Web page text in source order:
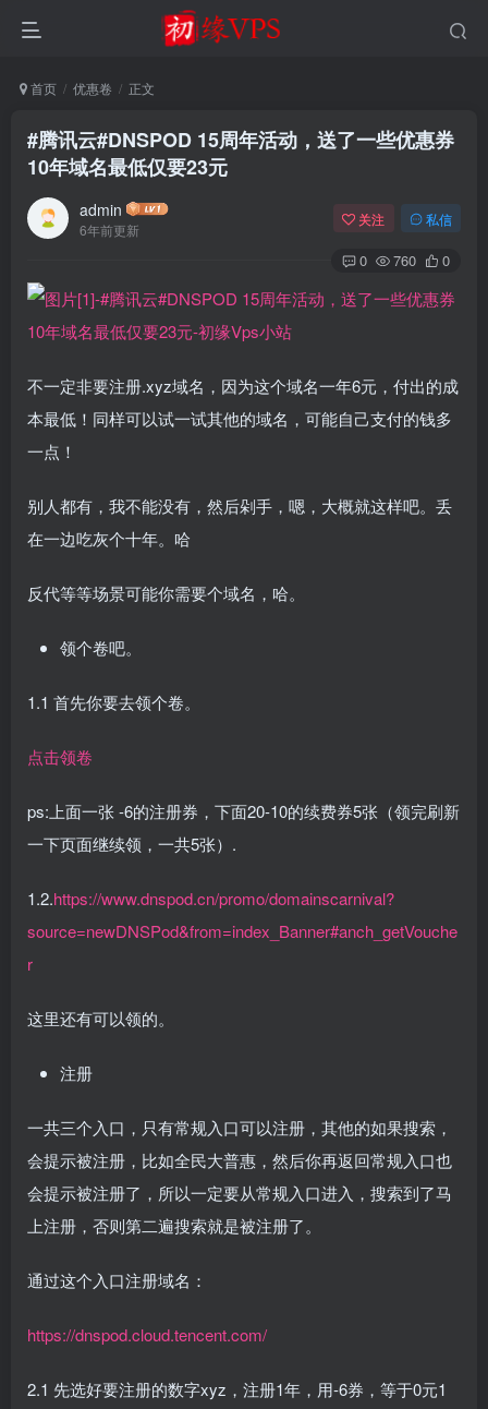
首页 优惠卷 正文
#腾讯云#DNSPOD 15周年活动，送了一些优惠券
10年域名最低仅要23元
admin
6年前更新
关注 私信
0 760 0
不一定非要注册.xyz域名，因为这个域名一年6元，付出的成
本最低！同样可以试一试其他的域名，可能自己支付的钱多
一点！
别人都有，我不能没有，然后剁手，嗯，大概就这样吧。丢
在一边吃灰个十年。哈
反代等等场景可能你需要个域名，哈。
领个卷吧。
1.1 首先你要去领个卷。
点击领卷
ps:上面一张 -6的注册券，下面20-10的续费券5张（领完刷新
一下页面继续领，一共5张）.
1.2.https://www.dnspod.cn/promo/domainscarnival?
source=newDNSPod&from=index_Banner#anch_getVouche
r
这里还有可以领的。
注册
一共三个入口，只有常规入口可以注册，其他的如果搜索，
会提示被注册，比如全民大普惠，然后你再返回常规入口也
会提示被注册了，所以一定要从常规入口进入，搜索到了马
上注册，否则第二遍搜索就是被注册了。
通过这个入口注册域名：
https://dnspod.cloud.tencent.com/
2.1 先选好要注册的数字xyz，注册1年，用-6券，等于0元1